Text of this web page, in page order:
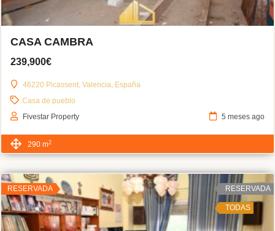
CASA CAMBRA
239,900€
46220 Picassent, Valencia, España
Casa de pueblo
Fivestar Property
5 meses ago
290 m2
RESERVADA RESERVADA
TODAS